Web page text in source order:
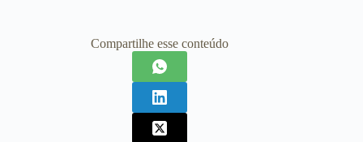
Compartilhe esse conteúdo